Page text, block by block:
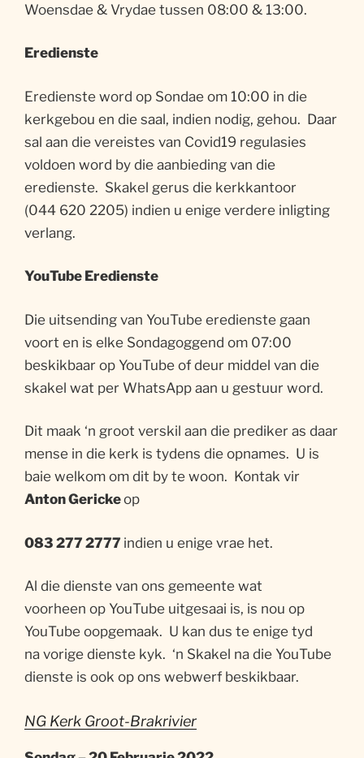
Woensdae & Vrydae tussen 08:00 & 13:00.
Eredienste
Eredienste word op Sondae om 10:00 in die
kerkgebou en die saal, indien nodig, gehou. Daar
sal aan die vereistes van Covid19 regulasies
voldoen word by die aanbieding van die
eredienste. Skakel gerus die kerkkantoor
(044 620 2205) indien u enige verdere inligting
verlang.
YouTube Eredienste
Die uitsending van YouTube eredienste gaan
voort en is elke Sondagoggend om 07:00
beskikbaar op YouTube of deur middel van die
skakel wat per WhatsApp aan u gestuur word.
Dit maak ‘n groot verskil aan die prediker as daar
mense in die kerk is tydens die opnames. U is
baie welkom om dit by te woon. Kontak vir
Anton Gerickeop
083 277 2777 indien u enige vrae het.
Al die dienste van ons gemeente wat
voorheen op YouTube uitgesaai is, is nou op
YouTube oopgemaak. U kan dus te enige tyd
na vorige dienste kyk. ‘n Skakel na die YouTube
dienste is ook op ons webwerf beskikbaar.
NG Kerk Groot-Brakrivier